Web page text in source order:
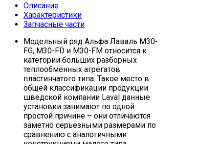
Описание
Характеристики
Запчасные части
Модельный ряд Альфа Лаваль М30-
FG, M30-FD и M30-FM относится к
категории больших разборных
теплообменных агрегатов
пластинчатого типа. Такое место в
общей классификации продукции
шведской компании Laval данные
установки занимают по одной
простой причине – они отличаются
заметно серьезными размерами по
сравнению с аналогичными